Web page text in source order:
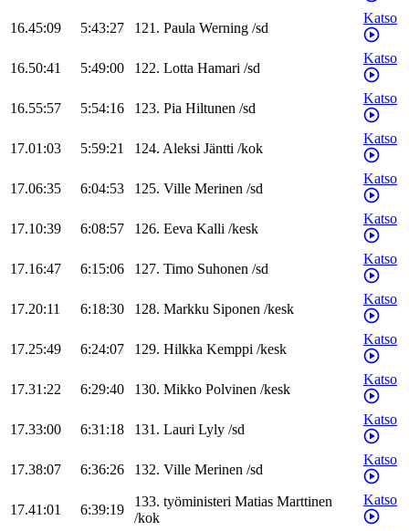
16.45:09 5:43:27 121. Paula Werning /sd
Katso
16.50:41 5:49:00 122. Lotta Hamari /sd
Katso
16.55:57 5:54:16 123. Pia Hiltunen /sd
Katso
17.01:03 5:59:21 124. Aleksi Jäntti /kok
Katso
17.06:35 6:04:53 125. Ville Merinen /sd
Katso
17.10:39 6:08:57 126. Eeva Kalli /kesk
Katso
17.16:47 6:15:06 127. Timo Suhonen /sd
Katso
17.20:11 6:18:30 128. Markku Siponen /kesk
Katso
17.25:49 6:24:07 129. Hilkka Kemppi /kesk
Katso
17.31:22 6:29:40 130. Mikko Polvinen /kesk
Katso
17.33:00 6:31:18 131. Lauri Lyly /sd
Katso
17.38:07 6:36:26 132. Ville Merinen /sd
Katso
17.41:01 6:39:19
133. työministeri Matias Marttinen
/kok
Katso